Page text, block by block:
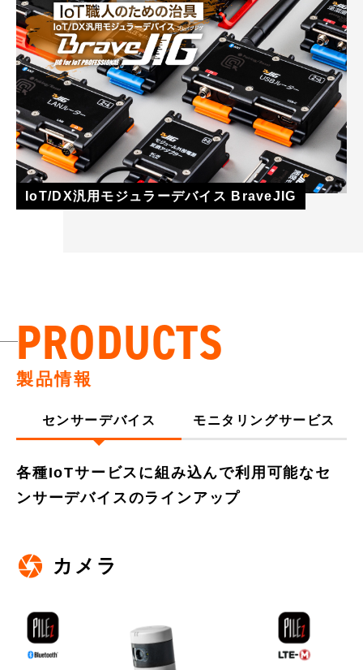
IoT/DX汎用モジュラーデバイス BraveJIG
PRODUCTS
製品情報
センサーデバイス モニタリングサービス
各種IoTサービスに組み込んで利用可能なセ
ンサーデバイスのラインアップ
カメラ